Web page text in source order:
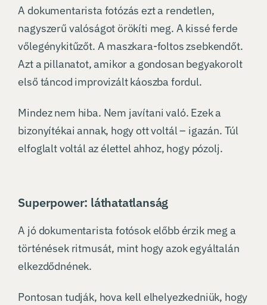
A dokumentarista fotózás ezt a rendetlen,
nagyszerű valóságot örökíti meg. A kissé ferde
vőlegénykitűzőt. A maszkara-foltos zsebkendőt.
Azt a pillanatot, amikor a gondosan begyakorolt
első táncod improvizált káoszba fordul.
Mindez nem hiba. Nem javítani való. Ezek a
bizonyítékai annak, hogy ott voltál – igazán. Túl
elfoglalt voltál az élettel ahhoz, hogy pózolj.
Superpower: láthatatlanság
A jó dokumentarista fotósok előbb érzik meg a
történések ritmusát, mint hogy azok egyáltalán
elkezdődnének.
Pontosan tudják, hova kell elhelyezkedniük, hogy